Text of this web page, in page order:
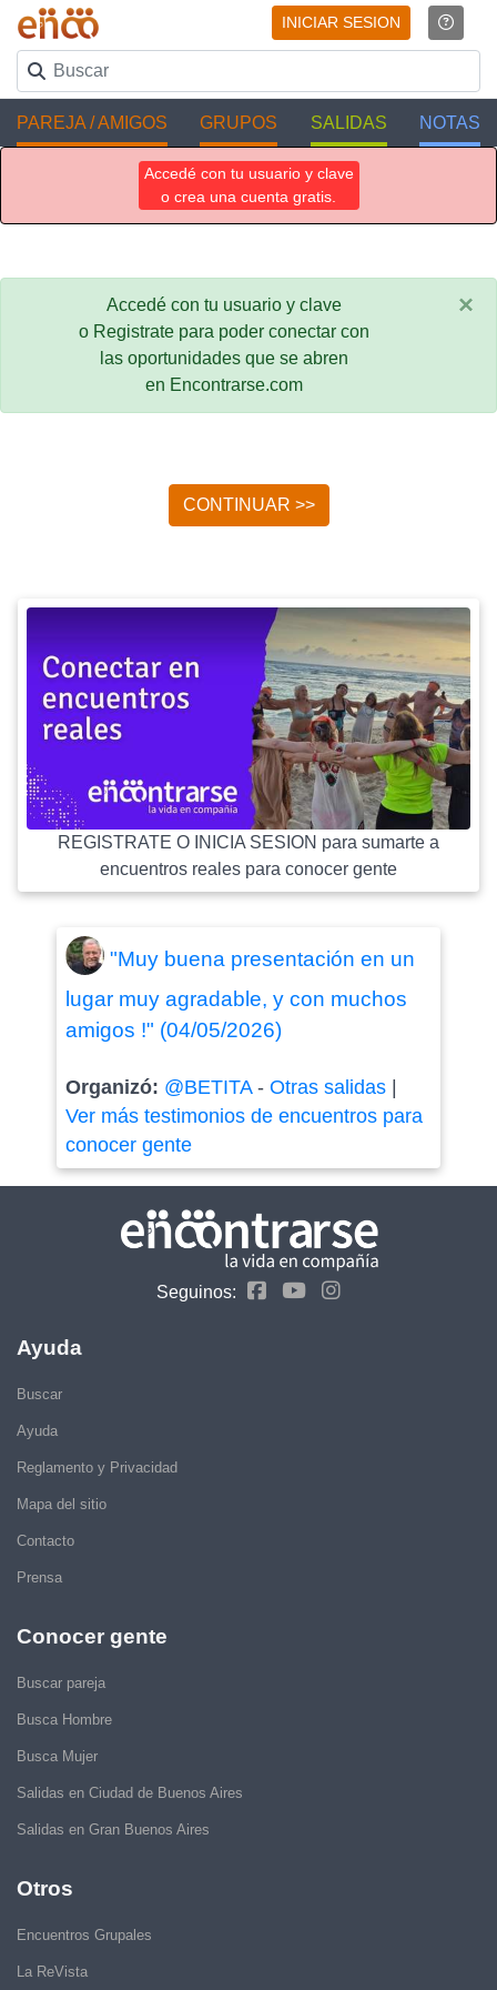
INICIAR SESION
PAREJA / AMIGOS GRUPOS SALIDAS NOTAS
Accedé con tu usuario y clave
o crea una cuenta gratis.
Accedé con tu usuario y clave
o Registrate para poder conectar con
las oportunidades que se abren
en Encontrarse.com
×
CONTINUAR >>
REGISTRATE O INICIA SESION para sumarte a
encuentros reales para conocer gente
"Muy buena presentación en un
lugar muy agradable, y con muchos
amigos !" (04/05/2026)
Organizó: @BETITA- Otras salidas|
Ver más testimonios de encuentros para
conocer gente
Seguinos:
Ayuda
Buscar
Ayuda
Reglamento y Privacidad
Mapa del sitio
Contacto
Prensa
Conocer gente
Buscar pareja
Busca Hombre
Busca Mujer
Salidas en Ciudad de Buenos Aires
Salidas en Gran Buenos Aires
Otros
Encuentros Grupales
La ReVista